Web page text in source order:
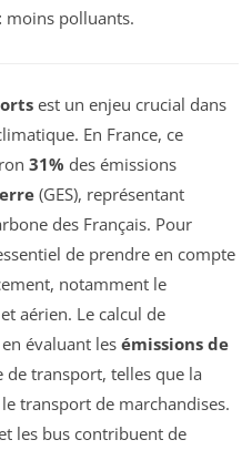
moins polluants.
est un enjeu crucial dans
En France, ce
31% des émissions
(GES), représentant
des Français. Pour
de prendre en compte
notamment le
aérien. Le calcul de
évaluant les émissions de
de transport, telles que la
transport de marchandises.
les bus contribuent de